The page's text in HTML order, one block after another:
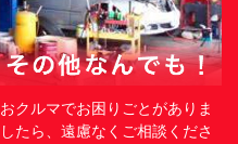
おクルマでお困りごとがありま
したら、遠慮なくご相談くださ